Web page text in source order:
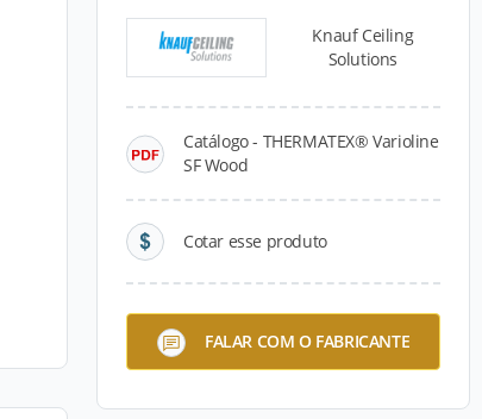
Knauf Ceiling
Solutions
Catálogo - THERMATEX® Varioline
SF Wood
Cotar esse produto
FALAR COM O FABRICANTE